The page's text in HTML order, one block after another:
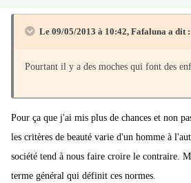
Le 09/05/2013 à 10:42, Fafaluna a dit :
Pourtant il y a des moches qui font des
Pour ça que j'ai mis plus de chances et non
les critères de beauté varie d'un homme à
société tend à nous faire croire le contraire.
terme général qui définit ces normes.